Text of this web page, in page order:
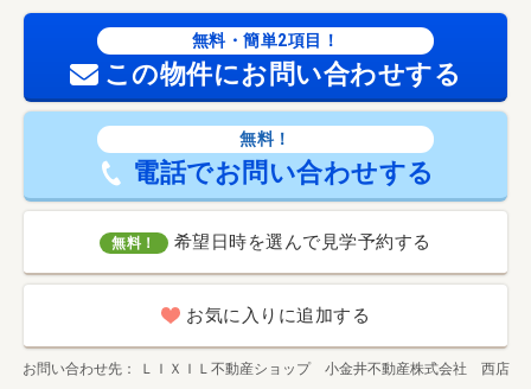
無料・簡単2項目！
この物件にお問い合わせする
無料！
電話でお問い合わせする
無料！ 希望日時を選んで見学予約する
お気に入りに追加する
お問い合わせ先
ＬＩＸＩＬ不動産ショップ 小金井不動産株式会社 西店